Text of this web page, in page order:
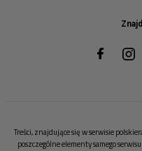
Treści, znajdujące się w serwisie
poszczególne elementy samego